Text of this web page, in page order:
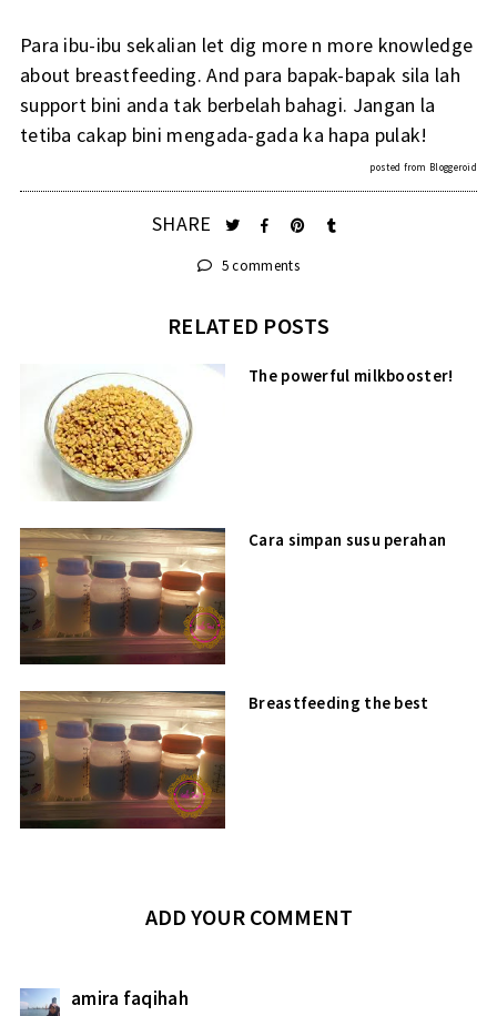
Para ibu-ibu sekalian let dig more n more knowledge
about breastfeeding. And para bapak-bapak sila lah
support bini anda tak berbelah bahagi. Jangan la
tetiba cakap bini mengada-gada ka hapa pulak!
posted from Bloggeroid
SHARE
5 comments
RELATED POSTS
The powerful milkbooster!
Cara simpan susu perahan
Breastfeeding the best
ADD YOUR COMMENT
amira faqihah